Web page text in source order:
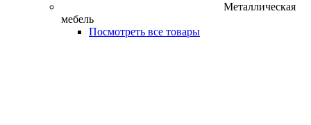
Металлическая
мебель
Посмотреть все товары